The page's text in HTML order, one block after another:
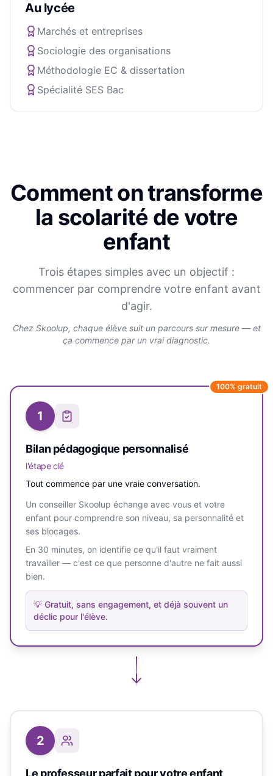
Au lycée
Marchés et entreprises
Sociologie des organisations
Méthodologie EC & dissertation
Spécialité SES Bac
Comment on transforme
la scolarité de votre
enfant
Trois étapes simples avec un objectif :
commencer par comprendre votre enfant avant
d'agir.
Chez Skoolup, chaque élève suit un parcours sur mesure — et
ça commence par un vrai diagnostic.
100% gratuit
1
Bilan pédagogique personnalisé
l'étape clé
Tout commence par une vraie conversation.
Un conseiller Skoolup échange avec vous et votre
enfant pour comprendre son niveau, sa personnalité et
ses blocages.
En 30 minutes, on identifie ce qu'il faut vraiment
travailler — c'est ce que personne d'autre ne fait aussi
bien.
💡 Gratuit, sans engagement, et déjà souvent un
déclic pour l'élève.
2
Le professeur parfait pour votre enfant